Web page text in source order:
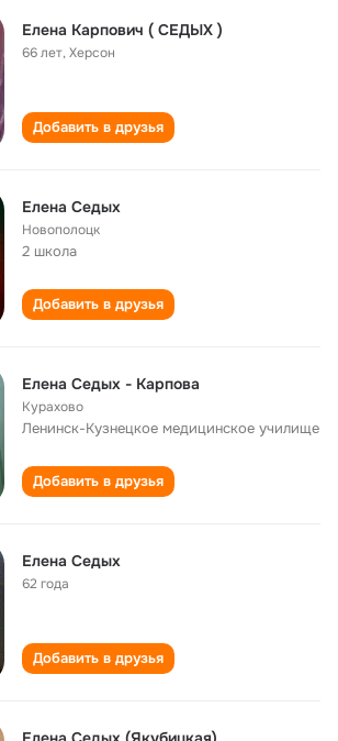
Елена Карпович ( СЕДЫХ )
66 лет,Херсон
Добавить в друзья
Елена Седых
Новополоцк
2 школа
Добавить в друзья
Елена Седых - Карпова
Курахово
Ленинск-Кузнецкое медицинское училище
Добавить в друзья
Елена Седых
62 года
Добавить в друзья